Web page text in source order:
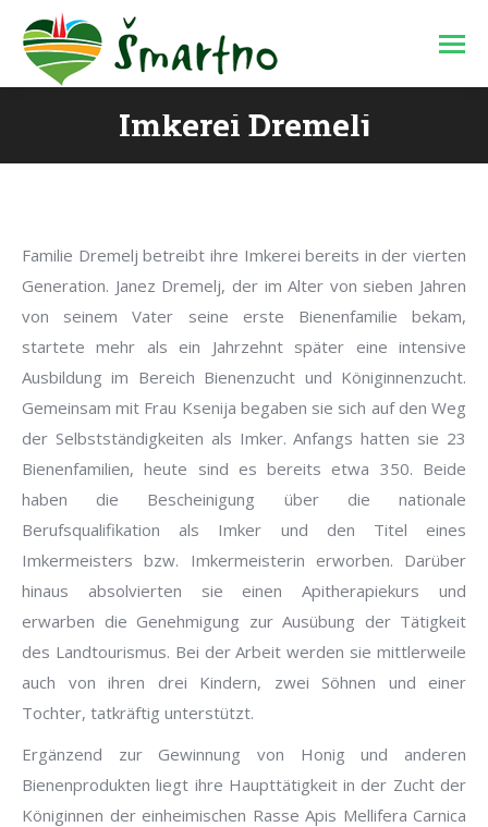
Imkerei Dremelj
Sie befinden sich hier:
Familie Dremelj betreibt ihre Imkerei bereits in der vierten
Generation. Janez Dremelj, der im Alter von sieben Jahren
von seinem Vater seine erste Bienenfamilie bekam,
startete mehr als ein Jahrzehnt später eine intensive
Ausbildung im Bereich Bienenzucht und Königinnenzucht.
Gemeinsam mit Frau Ksenija begaben sie sich auf den Weg
der Selbstständigkeiten als Imker. Anfangs hatten sie 23
Bienenfamilien, heute sind es bereits etwa 350. Beide
haben die Bescheinigung über die nationale
Berufsqualifikation als Imker und den Titel eines
Imkermeisters bzw. Imkermeisterin erworben. Darüber
hinaus absolvierten sie einen Apitherapiekurs und
erwarben die Genehmigung zur Ausübung der Tätigkeit
des Landtourismus. Bei der Arbeit werden sie mittlerweile
auch von ihren drei Kindern, zwei Söhnen und einer
Tochter, tatkräftig unterstützt.
Ergänzend zur Gewinnung von Honig und anderen
Bienenprodukten liegt ihre Haupttätigkeit in der Zucht der
Königinnen der einheimischen Rasse Apis Mellifera Carnica